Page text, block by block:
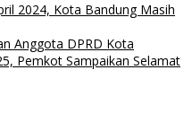
2024, Kota Bandung Masih
Anggota DPRD Kota
Pemkot Sampaikan Selamat